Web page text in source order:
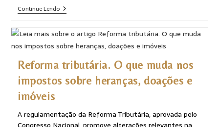
Continue Lendo
Reforma tributária. O que muda nos
impostos sobre heranças, doações e
imóveis
A regulamentação da Reforma Tributária, aprovada pelo